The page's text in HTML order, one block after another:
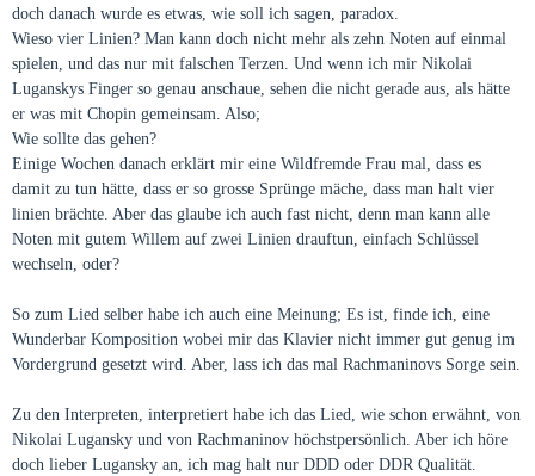
doch danach wurde es etwas, wie soll ich sagen, paradox.
Wieso vier Linien? Man kann doch nicht mehr als zehn Noten auf einmal
spielen, und das nur mit falschen Terzen. Und wenn ich mir Nikolai
Luganskys Finger so genau anschaue, sehen die nicht gerade aus, als hätte
er was mit Chopin gemeinsam. Also;
Wie sollte das gehen?
Einige Wochen danach erklärt mir eine Wildfremde Frau mal, dass es
damit zu tun hätte, dass er so grosse Sprünge mäche, dass man halt vier
linien brächte. Aber das glaube ich auch fast nicht, denn man kann alle
Noten mit gutem Willem auf zwei Linien drauftun, einfach Schlüssel
wechseln, oder?
So zum Lied selber habe ich auch eine Meinung; Es ist, finde ich, eine
Wunderbar Komposition wobei mir das Klavier nicht immer gut genug im
Vordergrund gesetzt wird. Aber, lass ich das mal Rachmaninovs Sorge sein.
Zu den Interpreten, interpretiert habe ich das Lied, wie schon erwähnt, von
Nikolai Lugansky und von Rachmaninov höchstpersönlich. Aber ich höre
doch lieber Lugansky an, ich mag halt nur DDD oder DDR Qualität.